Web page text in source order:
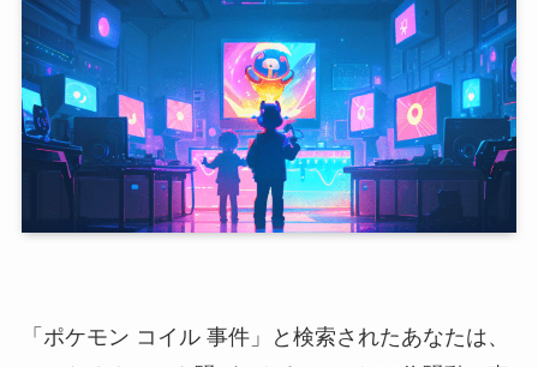
「ポケモン コイル 事件」と検索されたあなたは、